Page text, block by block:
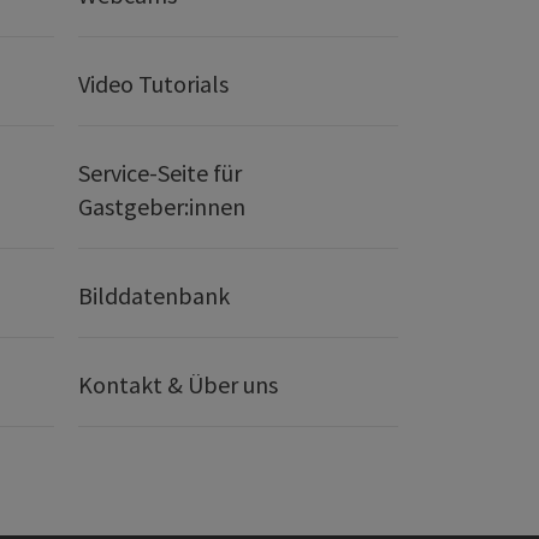
Video Tutorials
Service-Seite für
Gastgeber:innen
Bilddatenbank
Kontakt & Über uns